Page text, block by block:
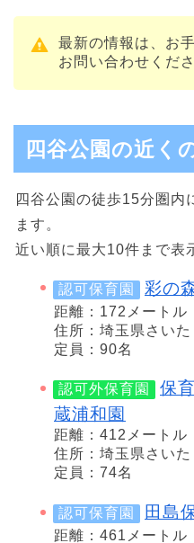
最新の情報は、お
お問い合わせくださ
四谷公園の近く
四谷公園の徒歩15分圏内
ます。
近い順に最大10件まで表
認可保育園 彩の
距離：172メートル
住所：埼玉県さい
定員：90名
認可外保育園
保
蔵浦和園
距離：412メートル
住所：埼玉県さい
定員：74名
認可保育園 田島
距離：461メートル